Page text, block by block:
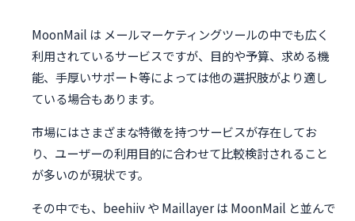
MoonMail は メールマーケティングツールの中でも広く
利用されているサービスですが、目的や予算、求める機
能、手厚いサポート等によっては他の選択肢がより適し
ている場合もあります。
市場にはさまざまな特徴を持つサービスが存在してお
り、ユーザーの利用目的に合わせて比較検討されること
が多いのが現状です。
その中でも、beehiiv や Maillayer は MoonMail と並んで